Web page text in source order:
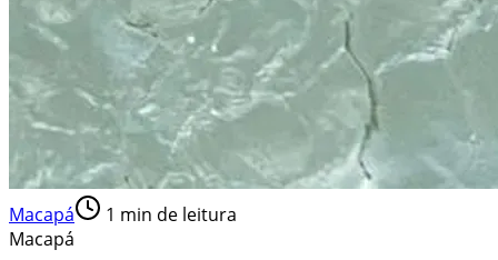
Macapá 1 min de leitura
Macapá